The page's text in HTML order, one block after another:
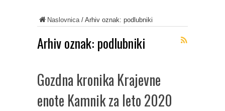
Naslovnica/ Arhiv oznak: podlubniki
Arhiv oznak: podlubniki
Gozdna kronika Krajevne
enote Kamnik za leto 2020